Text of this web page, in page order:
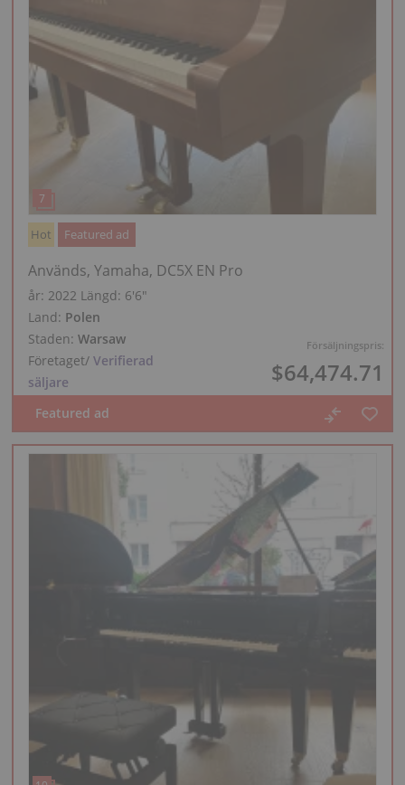
Försäljningspris:
$64,474.71
Hot Featured ad
Används, Yamaha, DC5X EN Pro
år: 2022 Längd: 6′6″
Land: Polen
Staden: Warsaw
Företaget/ Verifierad
säljare